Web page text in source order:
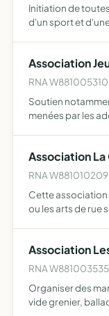
Initiation de
d'un sport et
Association
RNA
Soutien
menées par les
…
Association La
RNA
Cette
ou les arts de rue
Association
RNA
Organiser des
vide grenier,